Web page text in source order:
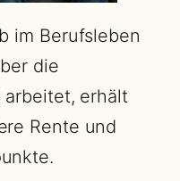
im Berufsleben
die
arbeitet, erhält
Rente und